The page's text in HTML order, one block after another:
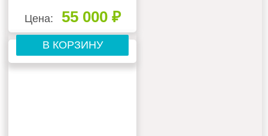
Цена: 55 000 ₽
В КОРЗИНУ